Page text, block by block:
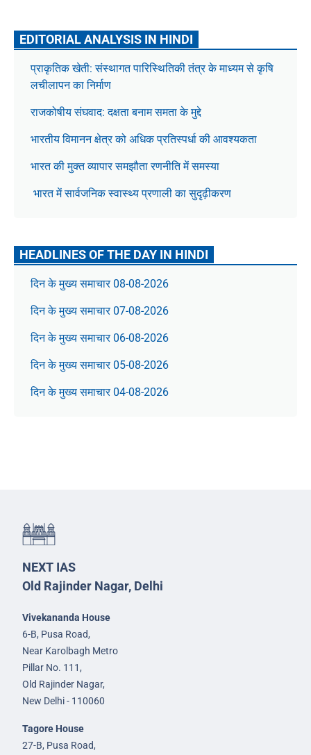
EDITORIAL ANALYSIS IN HINDI
प्राकृतिक खेती: संस्थागत पारिस्थितिकी तंत्र के माध्यम से कृषि
लचीलापन का निर्माण
राजकोषीय संघवाद: दक्षता बनाम समता के मुद्दे
भारतीय विमानन क्षेत्र को अधिक प्रतिस्पर्धा की आवश्यकता
भारत की मुक्त व्यापार समझौता रणनीति में समस्या
भारत में सार्वजनिक स्वास्थ्य प्रणाली का सुदृढ़ीकरण
HEADLINES OF THE DAY IN HINDI
दिन के मुख्य समाचार 08-08-2026
दिन के मुख्य समाचार 07-08-2026
दिन के मुख्य समाचार 06-08-2026
दिन के मुख्य समाचार 05-08-2026
दिन के मुख्य समाचार 04-08-2026
NEXT IAS
Old Rajinder Nagar, Delhi
Vivekananda House
6-B, Pusa Road,
Near Karolbagh Metro
Pillar No. 111,
Old Rajinder Nagar,
New Delhi - 110060
Tagore House
27-B, Pusa Road,